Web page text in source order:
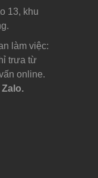
13, khu
làm việc:
trưa từ
online.
Zalo.